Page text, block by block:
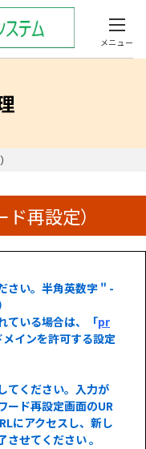
メニュー
再設定）
さい。半角英数字 " -
ている場合は、「pr
メインを許可する設定
てください。入力が
ード再設定画面のUR
にアクセスし、新し
せてください 。